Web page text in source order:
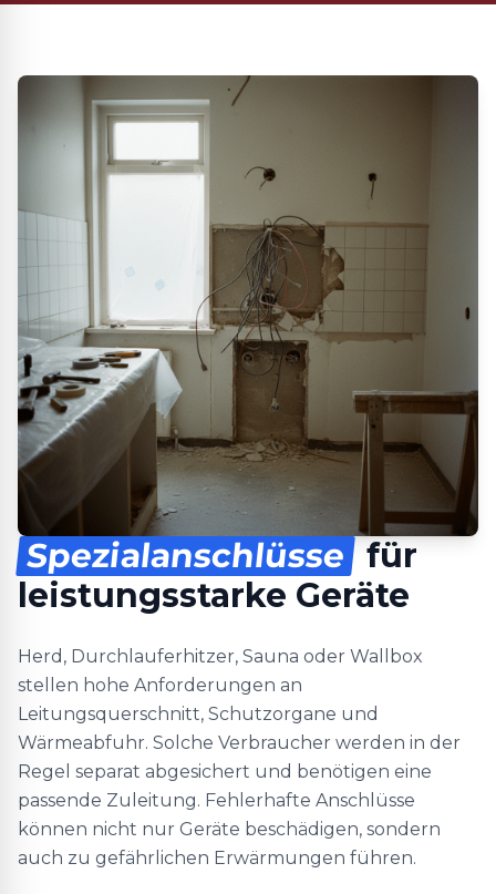
Spezialanschlüsse für
leistungsstarke Geräte
Herd, Durchlauferhitzer, Sauna oder Wallbox
stellen hohe Anforderungen an
Leitungsquerschnitt, Schutzorgane und
Wärmeabfuhr. Solche Verbraucher werden in der
Regel separat abgesichert und benötigen eine
passende Zuleitung. Fehlerhafte Anschlüsse
können nicht nur Geräte beschädigen, sondern
auch zu gefährlichen Erwärmungen führen.